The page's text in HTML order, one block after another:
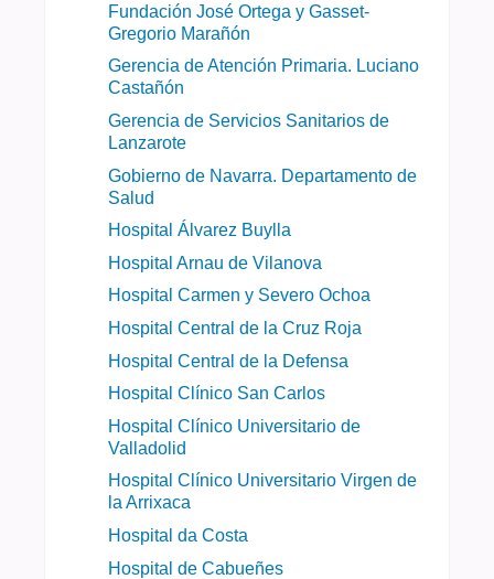
Fundación José Ortega y Gasset-
Gregorio Marañón
Gerencia de Atención Primaria. Luciano
Castañón
Gerencia de Servicios Sanitarios de
Lanzarote
Gobierno de Navarra. Departamento de
Salud
Hospital Álvarez Buylla
Hospital Arnau de Vilanova
Hospital Carmen y Severo Ochoa
Hospital Central de la Cruz Roja
Hospital Central de la Defensa
Hospital Clínico San Carlos
Hospital Clínico Universitario de
Valladolid
Hospital Clínico Universitario Virgen de
la Arrixaca
Hospital da Costa
Hospital de Cabueñes